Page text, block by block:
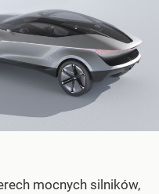
mocnych silników,